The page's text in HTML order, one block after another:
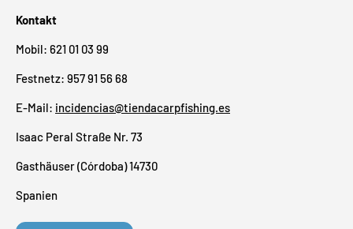
Kontakt
Mobil: 621 01 03 99
Festnetz: 957 91 56 68
E-Mail: incidencias@tiendacarpfishing.es
Isaac Peral Straße Nr. 73
Gasthäuser (Córdoba) 14730
Spanien